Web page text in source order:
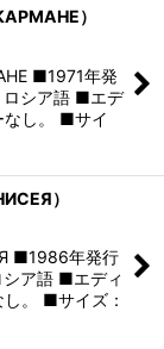
）
■1971年発
ロシア語 ■エデ
なし。 ■サイ
）
■1986年発行
シア語 ■エディ
。 ■サイズ：